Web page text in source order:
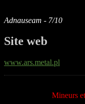
Adnauseam - 7/10
Site web
www.ars.metal.pl
Mineurs